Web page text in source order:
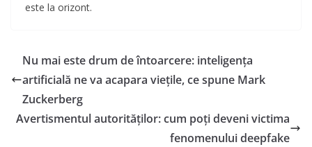
este la orizont.
Nu mai este drum de întoarcere: inteligența
artificială ne va acapara viețile, ce spune Mark
Zuckerberg
Avertismentul autorităților: cum poți deveni victima
fenomenului deepfake